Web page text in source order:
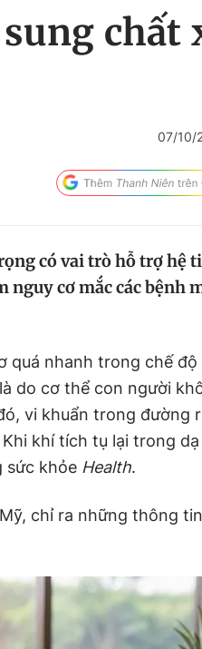
07/10/
có vai trò hỗ trợ hệ
nguy cơ mắc các bệnh
quá nhanh trong chế
do cơ thể con người
vi khuẩn trong đường
khí tích tụ lại trong
sức khỏe Health.
chỉ ra những thông